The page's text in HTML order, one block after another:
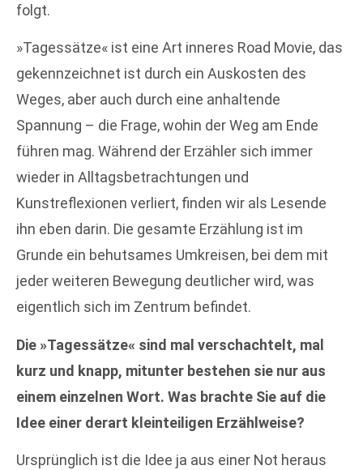
folgt.
»Tagessätze« ist eine Art inneres Road Movie, das
gekennzeichnet ist durch ein Auskosten des
Weges, aber auch durch eine anhaltende
Spannung – die Frage, wohin der Weg am Ende
führen mag. Während der Erzähler sich immer
wieder in Alltagsbetrachtungen und
Kunstreflexionen verliert, finden wir als Lesende
ihn eben darin. Die gesamte Erzählung ist im
Grunde ein behutsames Umkreisen, bei dem mit
jeder weiteren Bewegung deutlicher wird, was
eigentlich sich im Zentrum befindet.
Die »Tagessätze« sind mal verschachtelt, mal
kurz und knapp, mitunter bestehen sie nur aus
einem einzelnen Wort. Was brachte Sie auf die
Idee einer derart kleinteiligen Erzählweise?
Ursprünglich ist die Idee ja aus einer Not heraus